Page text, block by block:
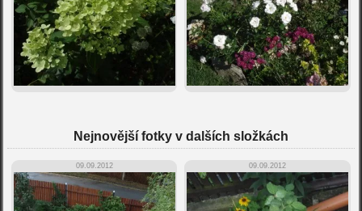
Nejnovější fotky v dalších složkách
09.09.2012 09.09.2012